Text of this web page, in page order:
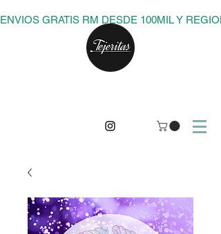
ENVIOS GRATIS RM DESDE 100MIL Y